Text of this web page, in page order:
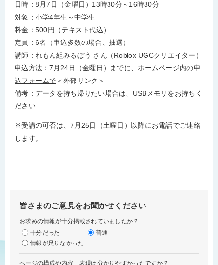
日時：8月7日（金曜日）13時30分～16時30分
対象：小学4年生～中学生
料金：500円（テキスト代込）
定員：6名（申込多数の場合、抽選）
講師：れもん組みるぼう さん（Roblox UGCクリエイター）
申込方法：7月24日（金曜日）までに、 ホームページ内の申
込フォームで ＜外部リンク＞
備考：データを持ち帰りたい場合は、USBメモリをお持ちく
ださい
​※受講の可否は、7月25日（土曜日）以降にお電話でご連絡
します。
皆さまのご意見をお聞かせください
お求めの情報が十分掲載されていましたか？
十分だった
普通
情報が足りなかった
ページの構成や内容、表現は分かりやすかったですか？